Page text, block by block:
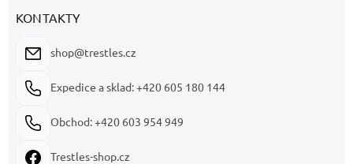
KONTAKTY
shop@trestles.cz
Expedice a sklad: +420 605 180 144
Obchod: +420 603 954 949
Trestles-shop.cz